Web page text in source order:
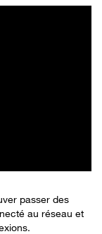
passer des
au réseau et